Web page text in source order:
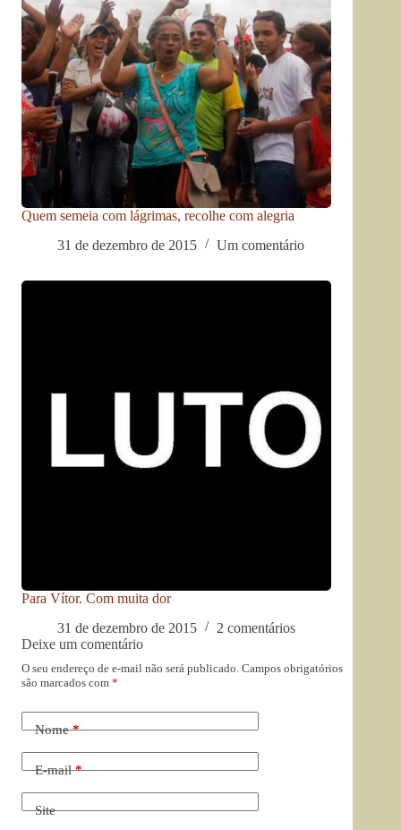
Quem semeia com lágrimas, recolhe com alegria
31 de dezembro de 2015
Um comentário
Para Vítor. Com muita dor
31 de dezembro de 2015
2 comentários
Deixe um comentário
O seu endereço de e-mail não será publicado. Campos obrigatórios
são marcados com *
Nome*
E-mail*
Site